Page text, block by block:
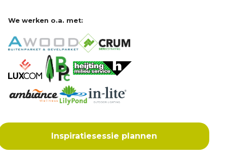
We werken o.a. met:
Inspiratiesessie plannen